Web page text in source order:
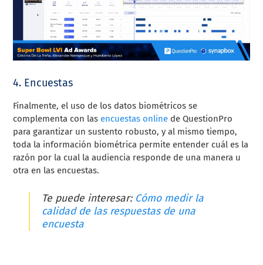
4. Encuestas
Finalmente, el uso de los datos biométricos se
complementa con las encuestas online de QuestionPro
para garantizar un sustento robusto, y al mismo tiempo,
toda la información biométrica permite entender cuál es la
razón por la cual la audiencia responde de una manera u
otra en las encuestas.
Te puede interesar: Cómo medir la
calidad de las respuestas de una
encuesta